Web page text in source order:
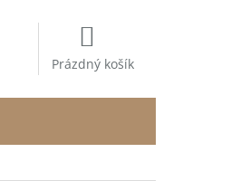
KOŠÍK
Prázdný košík